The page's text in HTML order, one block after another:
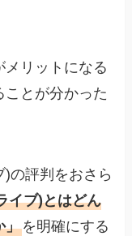
リットになる
ことが分かった
の評判をおさら
イブ)とはどん
」を明確にする